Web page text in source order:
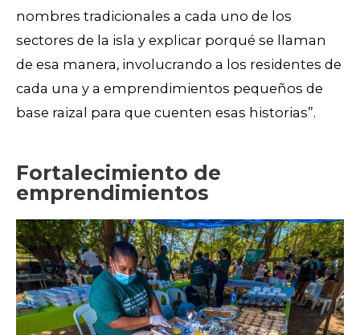
nombres tradicionales a cada uno de los
sectores de la isla y explicar porqué se llaman
de esa manera, involucrando a los residentes de
cada una y a emprendimientos pequeños de
base raizal para que cuenten esas historias”.
Fortalecimiento de
emprendimientos